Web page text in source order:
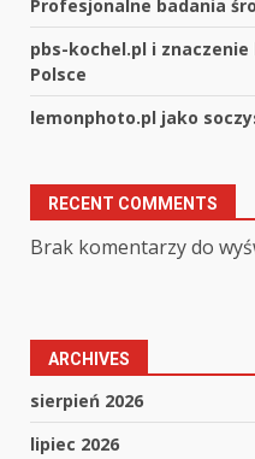
Profesjonalne badania
pbs-kochel.pl i
Polsce
lemonphoto.pl jako
RECENT COMMENTS
Brak komentarzy do
ARCHIVES
sierpień 2026
lipiec 2026